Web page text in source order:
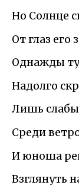
Но Солнце
От глаз его
Однажды
Надолго
Лишь
Среди
И юноша
Взглянуть